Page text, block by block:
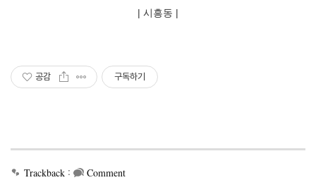
| 시흥동 |
공감 구독하기
Trackback : Comment